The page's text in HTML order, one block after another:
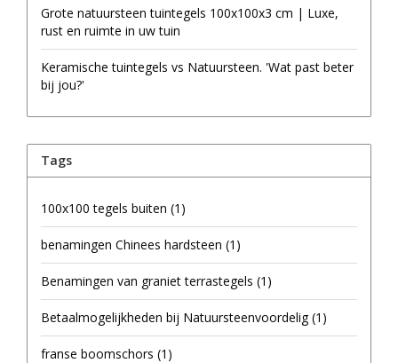
Grote natuursteen tuintegels 100x100x3 cm | Luxe,
rust en ruimte in uw tuin
Keramische tuintegels vs Natuursteen. 'Wat past beter
bij jou?'
Tags
100x100 tegels buiten (1)
benamingen Chinees hardsteen (1)
Benamingen van graniet terrastegels (1)
Betaalmogelijkheden bij Natuursteenvoordelig(1)
franse boomschors (1)